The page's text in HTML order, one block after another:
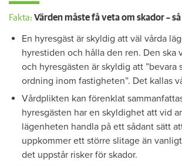
Fakta: Värden måste få veta om skador –
En hyresgäst är skyldig att väl vårda
hyrestiden och hålla den ren. Den ska
och hyresgästen är skyldig att ”bevara
ordning inom fastigheten”. Det kallas
Vårdplikten kan förenklat
hyresgästen har en skyldighet att vid
lägenheten handla på ett sådant sätt
uppkommer ett större slitage än
det uppstår risker för skador.